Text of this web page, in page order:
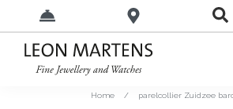
Home / parelcollier Zuidzee